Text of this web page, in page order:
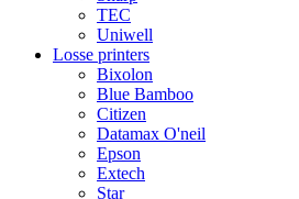
TEC
Uniwell
Losse printers
Bixolon
Blue Bamboo
Citizen
Datamax O'neil
Epson
Extech
Star